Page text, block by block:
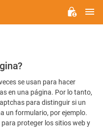
se usan para hacer
en una página. Por lo tanto,
para distinguir si un
un formulario, por ejemplo.
proteger los sitios web y